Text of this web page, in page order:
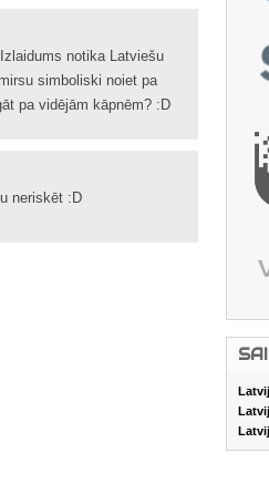
notika Latviešu
simboliski noiet pa
pa vidējām kāpnēm? :D
neriskēt :D